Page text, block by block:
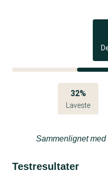
32%
Laveste
Sammenlignet med
Testresultater